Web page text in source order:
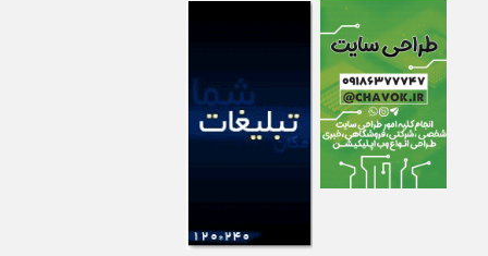
واژگونی مرگبار پژوپارس در محور دهلران/ ۴ زائر اربعین جان باختند
۱ هفته قبل
۴کشته و یک مصدوم در حادثه مرگبار واژگونی خودرو پژو پارس در
دهلران
۱ هفته قبل
انتقال هوایی زائر اربعین از ایلام به تهران
۱ هفته قبل